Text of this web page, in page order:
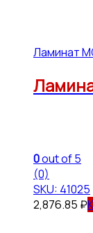
Ламинат
0out of 5
(0)
SKU: 41025
2,876.85 ₽